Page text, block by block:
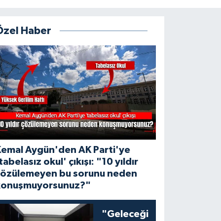
Haber
Aygün'den AK Parti'ye
okul' çıkışı: "10 yıldır
bu sorunu neden
"Geleceği